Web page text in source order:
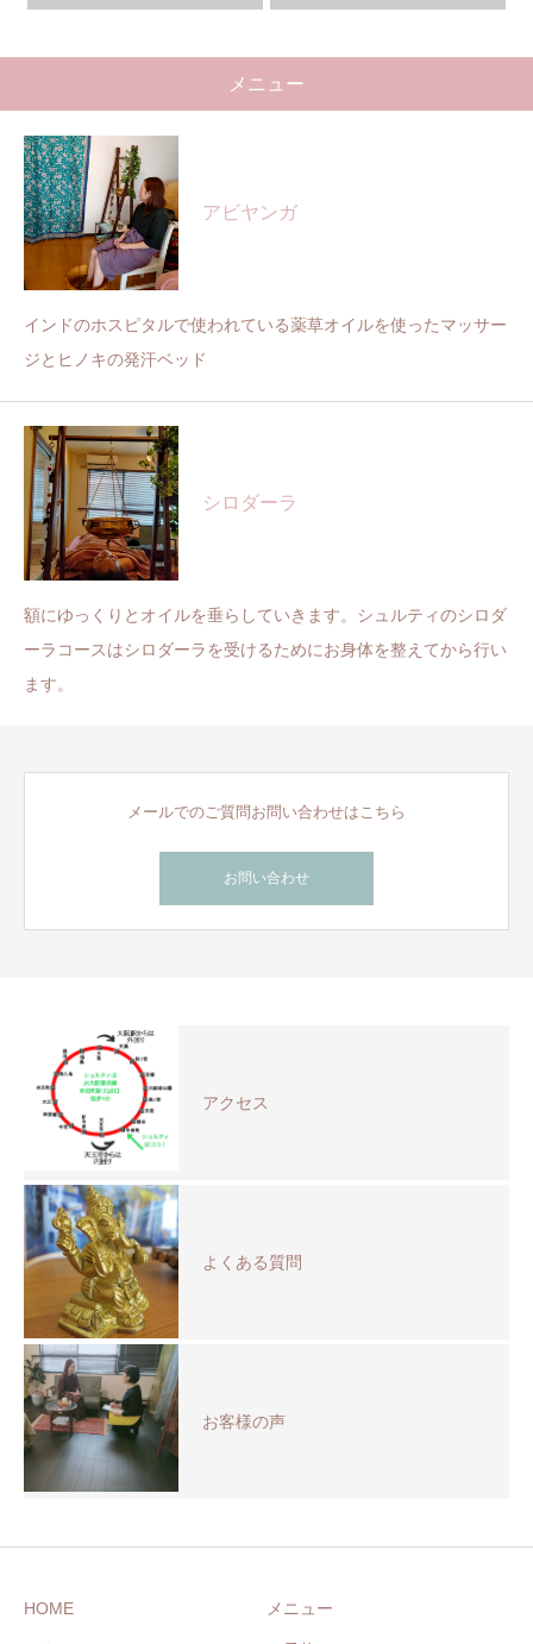
メニュー
アビヤンガ
インドのホスピタルで使われている薬草オイルを使ったマッサー
ジとヒノキの発汗ベッド
シロダーラ
額にゆっくりとオイルを垂らしていきます。シュルティのシロダ
ーラコースはシロダーラを受けるためにお身体を整えてから行い
ます。
メールでのご質問お問い合わせはこちら
お問い合わせ
アクセス
よくある質問
お客様の声
HOME メニュー